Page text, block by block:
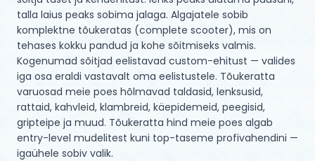
talla laius peaks sobima jalaga. Algajatele sobib
komplektne tõukeratas (complete scooter), mis on
tehases kokku pandud ja kohe sõitmiseks valmis.
Kogenumad sõitjad eelistavad custom-ehitust — valides
iga osa eraldi vastavalt oma eelistustele. Tõukeratta
varuosad meie poes hõlmavad taldasid, lenksusid,
rattaid, kahvleid, klambreid, käepidemeid, peegisid,
gripteipe ja muud. Tõukeratta hind meie poes algab
entry-level mudelitest kuni top-taseme profivahendini —
igaühele sobiv valik.